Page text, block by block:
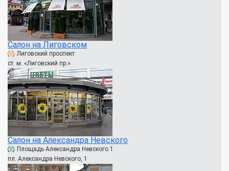
Салон на Лиговском
Лиговский проспект
ст. м. «Лиговский пр.»
Салон на Александра Невского
Площадь Александра Невского 1
пл. Александра Невского, 1